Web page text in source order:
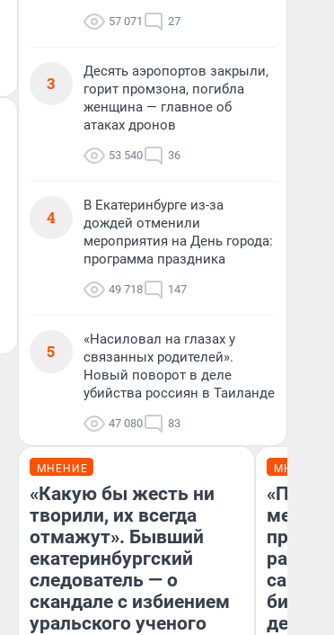
57 071 27
3
Десять аэропортов закрыли,
горит промзона, погибла
женщина — главное об
атаках дронов
53 540 36
4
В Екатеринбурге из-за
дождей отменили
мероприятия на День города:
программа праздника
49 718 147
5
«Насиловал на глазах у
связанных родителей».
Новый поворот в деле
убийства россиян в Таиланде
47 080 83
МНЕНИЕ
«Какую бы жесть ни
творили, их всегда
отмажут». Бывший
екатеринбургский
следователь — о
скандале с избиением
уральского ученого
МНЕНИЕ
самом